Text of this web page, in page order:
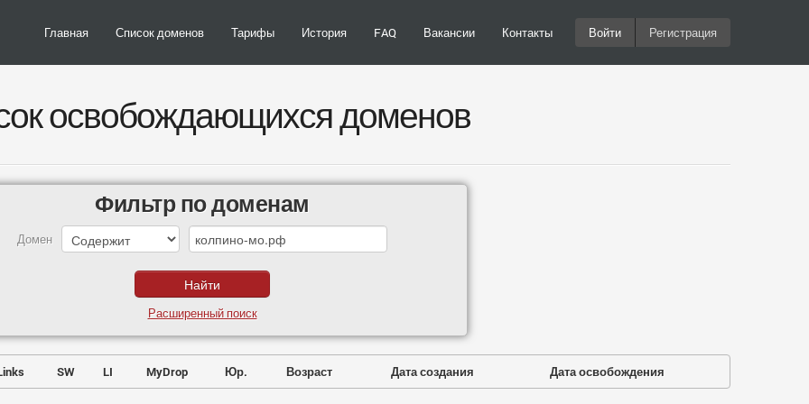
Главная Список доменов Тарифы История FAQ Вакансии Контакты Войти Регистрация
освобождающихся доменов
Фильтр по доменам
Домен
Расширенный поиск
SW LI MyDrop Юр. Возраст Дата создания Дата освобождения